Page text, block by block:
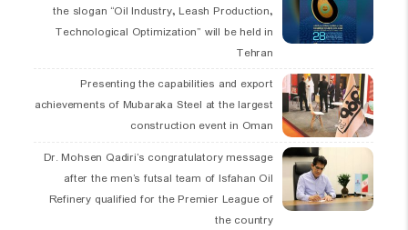
the slogan “Oil Industry, Leash Production,
Technological Optimization” will be held in
Tehran
Presenting the capabilities and export
achievements of Mubaraka Steel at the largest
construction event in Oman
Dr. Mohsen Qadiri’s congratulatory message
after the men’s futsal team of Isfahan Oil
Refinery qualified for the Premier League of
the country